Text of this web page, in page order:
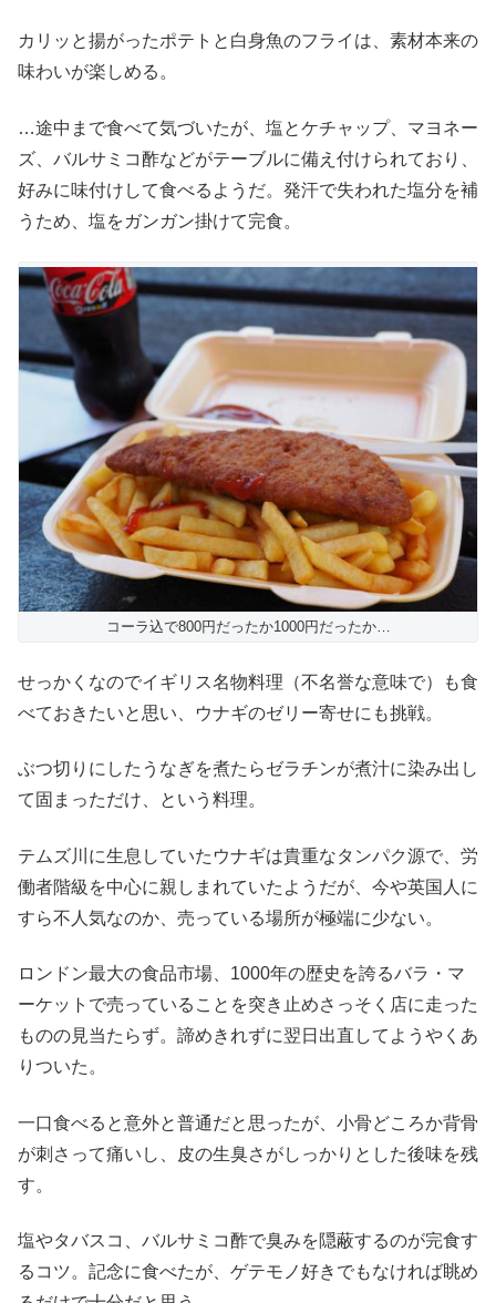
カリッと揚がったポテトと白身魚のフライは、素材本来の
味わいが楽しめる。
…途中まで食べて気づいたが、塩とケチャップ、マヨネー
ズ、バルサミコ酢などがテーブルに備え付けられており、
好みに味付けして食べるようだ。発汗で失われた塩分を補
うため、塩をガンガン掛けて完食。
コーラ込で800円だったか1000円だったか…
せっかくなのでイギリス名物料理（不名誉な意味で）も食
べておきたいと思い、ウナギのゼリー寄せにも挑戦。
ぶつ切りにしたうなぎを煮たらゼラチンが煮汁に染み出し
て固まっただけ、という料理。
テムズ川に生息していたウナギは貴重なタンパク源で、労
働者階級を中心に親しまれていたようだが、今や英国人に
すら不人気なのか、売っている場所が極端に少ない。
ロンドン最大の食品市場、1000年の歴史を誇るバラ・マ
ーケットで売っていることを突き止めさっそく店に走った
ものの見当たらず。諦めきれずに翌日出直してようやくあ
りついた。
一口食べると意外と普通だと思ったが、小骨どころか背骨
が刺さって痛いし、皮の生臭さがしっかりとした後味を残
す。
塩やタバスコ、バルサミコ酢で臭みを隠蔽するのが完食す
るコツ。記念に食べたが、ゲテモノ好きでもなければ眺め